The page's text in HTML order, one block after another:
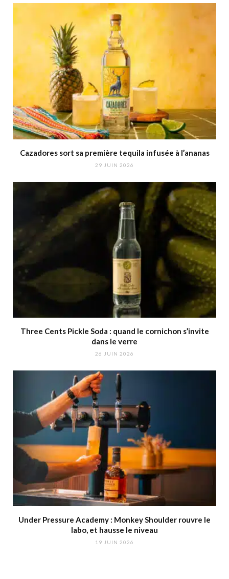
Cazadores sort sa première tequila infusée à l’ananas
29 JUIN 2026
Three Cents Pickle Soda : quand le cornichon s’invite
dans le verre
26 JUIN 2026
Under Pressure Academy : Monkey Shoulder rouvre le
labo, et hausse le niveau
19 JUIN 2026